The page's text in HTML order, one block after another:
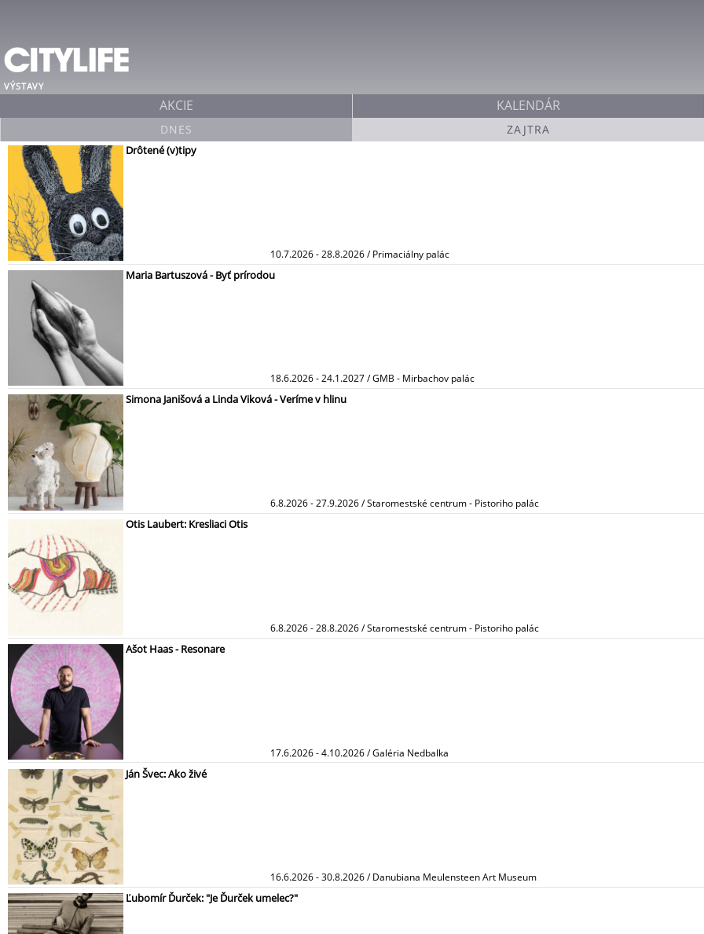
VÝSTAVY
Drôtené (v)tipy
10.7.2026 - 28.8.2026 / Primaciálny palác
Maria Bartuszová - Byť prírodou
18.6.2026 - 24.1.2027 / GMB - Mirbachov palác
Simona Janišová a Linda Viková - Veríme v hlinu
6.8.2026 - 27.9.2026 / Staromestské centrum - Pistoriho palác
Otis Laubert: Kresliaci Otis
6.8.2026 - 28.8.2026 / Staromestské centrum - Pistoriho palác
Ašot Haas - Resonare
17.6.2026 - 4.10.2026 / Galéria Nedbalka
Ján Švec: Ako živé
16.6.2026 - 30.8.2026 / Danubiana Meulensteen Art Museum
Ľubomír Ďurček: "Je Ďurček umelec?"
AKCIE KALENDÁR
DNES ZAJTRA